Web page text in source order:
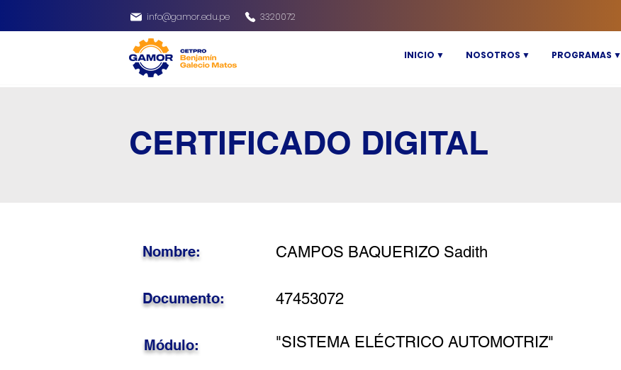
info@gamor.edu.pe 3320072
INICIO ▼ NOSOTROS ▼ PROGRAMAS ▼
CERTIFICADO DIGITAL
CAMPOS BAQUERIZO Sadith
Nombre:
47453072
Documento:
"SISTEMA ELÉCTRICO AUTOMOTRIZ"
Módulo: